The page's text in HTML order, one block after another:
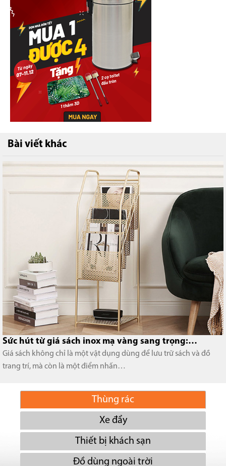
Bài viết khác
Kệ tạp chí gỗ công nghiệp dần thay thế kệ…
Trong những năm gần đây, kệ tạp chí gỗ công nghiệp đã dần trở
thành lựa chọn phổ biến, thay thế cho các…
Thùng rác
Xe đẩy
Thiết bị khách sạn
Đồ dùng ngoài trời